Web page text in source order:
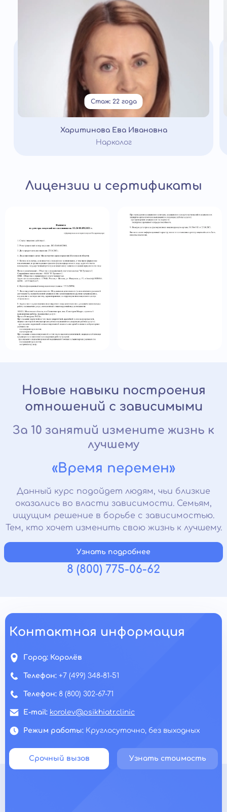
Стаж: 22 года
Харитинова Ева Ивановна
Нарколог
Лицензии и сертификаты
Новые навыки построения
отношений с зависимыми
За 10 занятий измените жизнь к
лучшему
«Время перемен»
Данный курс подойдет людям, чьи близкие
оказались во власти зависимости. Семьям,
ищущим решение в борьбе с зависимостью.
Тем, кто хочет изменить свою жизнь к лучшему.
Узнать подробнее
8 (800) 775-06-62
Контактная информация
Город: Королёв
Телефон: +7 (499) 348-81-51
Телефон: 8 (800) 302-67-71
E-mail: korolev@psikhiatr.clinic
Режим работы: Круглосуточно, без выходных
Срочный вызов Узнать стоимость